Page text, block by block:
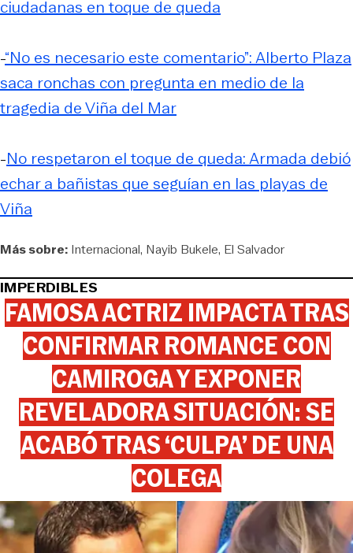
ciudadanas en toque de queda
-“No es necesario este comentario”: Alberto Plaza
saca ronchas con pregunta en medio de la
tragedia de Viña del Mar
-No respetaron el toque de queda: Armada debió
echar a bañistas que seguían en las playas de
Viña
Más sobre: Internacional Nayib Bukele El Salvador
IMPERDIBLES
FAMOSA ACTRIZ IMPACTA TRAS
CONFIRMAR ROMANCE CON
CAMIROGA Y EXPONER
REVELADORA SITUACIÓN: SE
ACABÓ TRAS ‘CULPA’ DE UNA
COLEGA